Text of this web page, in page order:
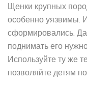
Щенки крупных
особенно уязвимы.
сформировались.
поднимать его
Используйте ту же
позволяйте детям